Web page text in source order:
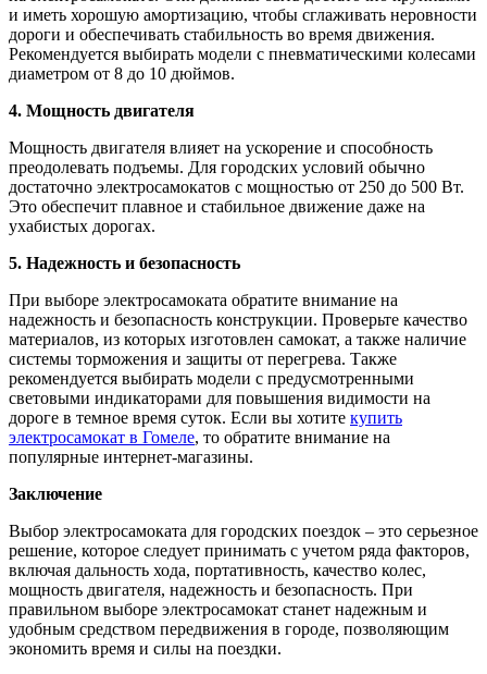
и иметь хорошую амортизацию, чтобы сглаживать неровности
дороги и обеспечивать стабильность во время движения.
Рекомендуется выбирать модели с пневматическими колесами
диаметром от 8 до 10 дюймов.
4. Мощность двигателя
Мощность двигателя влияет на ускорение и способность
преодолевать подъемы. Для городских условий обычно
достаточно электросамокатов с мощностью от 250 до 500 Вт.
Это обеспечит плавное и стабильное движение даже на
ухабистых дорогах.
5. Надежность и безопасность
При выборе электросамоката обратите внимание на
надежность и безопасность конструкции. Проверьте качество
материалов, из которых изготовлен самокат, а также наличие
системы торможения и защиты от перегрева. Также
рекомендуется выбирать модели с предусмотренными
световыми индикаторами для повышения видимости на
дороге в темное время суток. Если вы хотите купить
электросамокат в Гомеле, то обратите внимание на
популярные интернет-магазины.
Заключение
Выбор электросамоката для городских поездок – это серьезное
решение, которое следует принимать с учетом ряда факторов,
включая дальность хода, портативность, качество колес,
мощность двигателя, надежность и безопасность. При
правильном выборе электросамокат станет надежным и
удобным средством передвижения в городе, позволяющим
экономить время и силы на поездки.